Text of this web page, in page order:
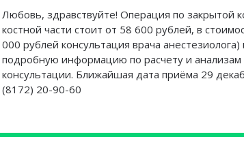
Любовь, здравствуйте! Операция по закрытой
костной части стоит от 58 600 рублей, в
000 рублей консультация врача
подробную информацию по расчету и
консультации. Ближайшая дата приёма 29
(8172) 20-90-60